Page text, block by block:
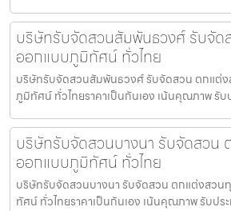
บริษัทรับจัดสวนสัมพันธวงศ์ รับจัด
ออกแบบภูมิทัศน์ ทั่วไทย
บริษัทรับจัดสวนสัมพันธวงศ์ รับจัดสวน ตกแต่
ภูมิทัศน์ ทั่วไทยราคาเป็นกันเอง เน้นคุณภาพ รั
บริษัทรับจัดสวนบางนา รับจัดสวน
ออกแบบภูมิทัศน์ ทั่วไทย
บริษัทรับจัดสวนบางนา รับจัดสวน ตกแต่งสวน
ทัศน์ ทั่วไทยราคาเป็นกันเอง เน้นคุณภาพ รับปร